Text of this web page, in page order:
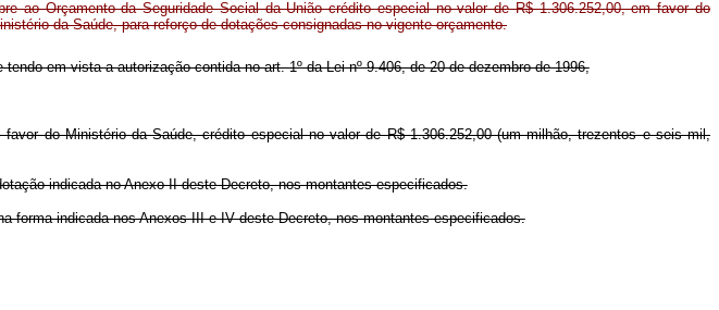
ao Orçamento da Seguridade Social da União crédito especial no valor de R$ 1.306.252,00, em favor do
da Saúde, para reforço de dotações consignadas no vigente orçamento.
em vista a autorização contida no art. 1º da Lei nº 9.406, de 20 de dezembro de 1996,
favor do Ministério da Saúde, crédito especial no valor de R$ 1.306.252,00 (um milhão, trezentos e seis mil,
indicada no Anexo II deste Decreto, nos montantes especificados.
forma indicada nos Anexos III e IV deste Decreto, nos montantes especificados.